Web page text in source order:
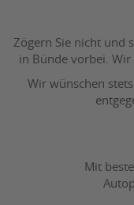
Zögern Sie nicht und
in Bünde vorbei.
Wir wünschen
Mit